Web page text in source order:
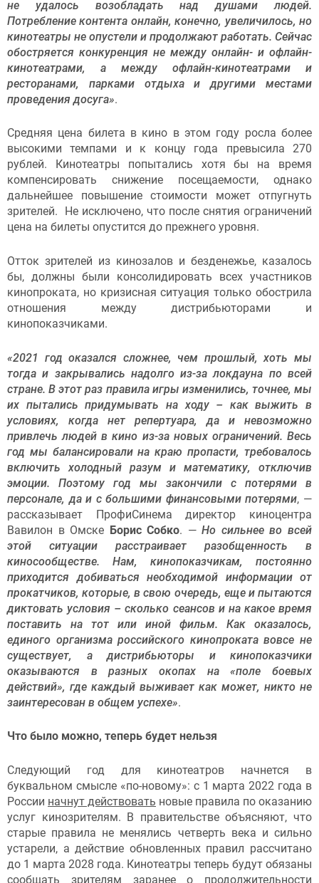
не удалось возобладать над душами людей.
Потребление контента онлайн, конечно, увеличилось, но
кинотеатры не опустели и продолжают работать. Сейчас
обостряется конкуренция не между онлайн- и офлайн-
кинотеатрами, а между офлайн-кинотеатрами и
ресторанами, парками отдыха и другими местами
проведения досуга».
Средняя цена билета в кино в этом году росла более
высокими темпами и к концу года превысила 270
рублей. Кинотеатры попытались хотя бы на время
компенсировать снижение посещаемости, однако
дальнейшее повышение стоимости может отпугнуть
зрителей. Не исключено, что после снятия ограничений
цена на билеты опустится до прежнего уровня.
Отток зрителей из кинозалов и безденежье, казалось
бы, должны были консолидировать всех участников
кинопроката, но кризисная ситуация только обострила
отношения между дистрибьюторами и
кинопоказчиками.
«2021 год оказался сложнее, чем прошлый, хоть мы
тогда и закрывались надолго из-за локдауна по всей
стране. В этот раз правила игры изменились, точнее, мы
их пытались придумывать на ходу – как выжить в
условиях, когда нет репертуара, да и невозможно
привлечь людей в кино из-за новых ограничений. Весь
год мы балансировали на краю пропасти, требовалось
включить холодный разум и математику, отключив
эмоции. Поэтому год мы закончили с потерями в
персонале, да и с большими финансовыми потерями, —
рассказывает ПрофиСинема директор киноцентра
Вавилон в Омске Борис Собко. —Но сильнее во всей
этой ситуации расстраивает разобщенность в
киносообществе. Нам, кинопоказчикам, постоянно
приходится добиваться необходимой информации от
прокатчиков, которые, в свою очередь, еще и пытаются
диктовать условия – сколько сеансов и на какое время
поставить на тот или иной фильм. Как оказалось,
единого организма российского кинопроката вовсе не
существует, а дистрибьюторы и кинопоказчики
оказываются в разных окопах на «поле боевых
действий», где каждый выживает как может, никто не
заинтересован в общем успехе».
Что было можно, теперь будет нельзя
Следующий год для кинотеатров начнется в
буквальном смысле «по-новому»: с 1 марта 2022 года в
России начнут действовать новые правила по оказанию
услуг кинозрителям. В правительстве объясняют, что
старые правила не менялись четверть века и сильно
устарели, а действие обновленных правил рассчитано
до 1 марта 2028 года. Кинотеатры теперь будут обязаны
сообщать зрителям заранее о продолжительности